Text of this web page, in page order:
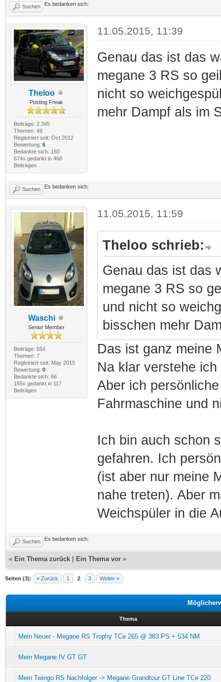
Suchen Es bedanken sich:
Theloo
Posting Freak
Beiträge: 2.345
Themen: 49
Registriert seit: Oct 2012
Bewertung: 6
Bedankte sich: 160
674x gedankt in 468
Beiträgen
11.05.2015, 11:39
Genau das ist das
megane 3 RS so
nicht so
mehr Dampf als im
Suchen Es bedanken sich:
Waschi
Senior Member
Beiträge: 554
Themen: 7
Registriert seit: May 2015
Bewertung: 0
Bedankte sich: 66
155x gedankt in 117
Beiträgen
11.05.2015, 11:59
Theloo schrieb:
Genau das ist das
megane 3 RS so
und nicht so
bisschen mehr
Das ist ganz meine
Na klar verstehe
Aber ich
Fahrmaschine und
Ich bin auch schon
gefahren. Ich
(ist aber nur meine
nahe treten). Aber
Weichspüler in die
Suchen Es bedanken sich:
« Ein Thema zurück Ein Thema vor »
Seiten (3): « Zurück 1 2 3 Weiter »
Thema
Mein Neuer - Megane RS Trophy TCe 265 @ 383 PS + 534 NM
Mein Megane IV GT GT
Mein Twingo RS Nachfolger -> Megane Grandtour GT Line TCe 220